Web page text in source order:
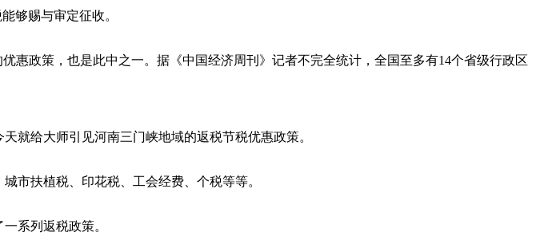
够赐与审定征收。
政策，也是此中之一。据《中国经济周刊》记者不完全统计，全国至多有14个省级行政区
给大师引见河南三门峡地域的返税节税优惠政策。
扶植税、印花税、工会经费、个税等等。
系列返税政策。